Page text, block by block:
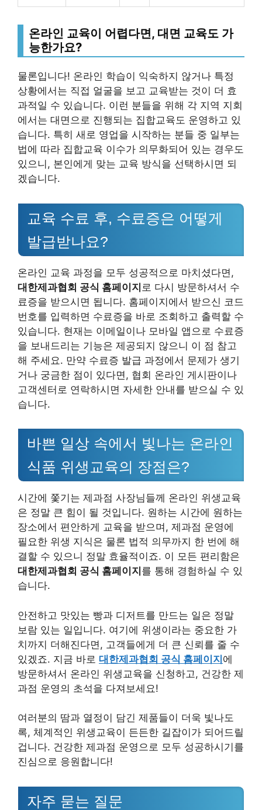
온라인 교육이 어렵다면, 대면 교육도 가
능한가요?
물론입니다! 온라인 학습이 익숙하지 않거나 특정
상황에서는 직접 얼굴을 보고 교육받는 것이 더 효
과적일 수 있습니다. 이런 분들을 위해 각 지역 지회
에서는 대면으로 진행되는 집합교육도 운영하고 있
습니다. 특히 새로 영업을 시작하는 분들 중 일부는
법에 따라 집합교육 이수가 의무화되어 있는 경우도
있으니, 본인에게 맞는 교육 방식을 선택하시면 되
겠습니다.
교육 수료 후, 수료증은 어떻게
발급받나요?
온라인 교육 과정을 모두 성공적으로 마치셨다면,
대한제과협회 공식 홈페이지 로 다시 방문하셔서 수
료증을 받으시면 됩니다. 홈페이지에서 받으신 코드
번호를 입력하면 수료증을 바로 조회하고 출력할 수
있습니다. 현재는 이메일이나 모바일 앱으로 수료증
을 보내드리는 기능은 제공되지 않으니 이 점 참고
해 주세요. 만약 수료증 발급 과정에서 문제가 생기
거나 궁금한 점이 있다면, 협회 온라인 게시판이나
고객센터로 연락하시면 자세한 안내를 받으실 수 있
습니다.
바쁜 일상 속에서 빛나는 온라인
식품 위생교육의 장점은?
시간에 쫓기는 제과점 사장님들께 온라인 위생교육
은 정말 큰 힘이 될 것입니다. 원하는 시간에 원하는
장소에서 편안하게 교육을 받으며, 제과점 운영에
필요한 위생 지식은 물론 법적 의무까지 한 번에 해
결할 수 있으니 정말 효율적이죠. 이 모든 편리함은
대한제과협회 공식 홈페이지 를 통해 경험하실 수 있
습니다.
안전하고 맛있는 빵과 디저트를 만드는 일은 정말
보람 있는 일입니다. 여기에 위생이라는 중요한 가
치까지 더해진다면, 고객들에게 더 큰 신뢰를 줄 수
있겠죠. 지금 바로 대한제과협회 공식 홈페이지에
방문하셔서 온라인 위생교육을 신청하고, 건강한 제
과점 운영의 초석을 다져보세요!
여러분의 땀과 열정이 담긴 제품들이 더욱 빛나도
록, 체계적인 위생교육이 든든한 길잡이가 되어드릴
겁니다. 건강한 제과점 운영으로 모두 성공하시기를
진심으로 응원합니다!
자주 묻는 질문